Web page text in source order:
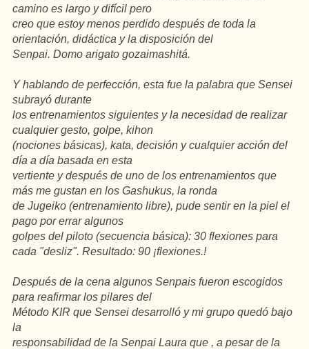
camino es largo y difícil pero
creo que estoy menos perdido después de toda la
orientación, didáctica y la disposición del
Senpai. Domo arigato gozaimashitá.
Y hablando de perfección, esta fue la palabra que Sensei
subrayó durante
los entrenamientos siguientes y la necesidad de realizar
cualquier gesto, golpe, kihon
(nociones básicas), kata, decisión y cualquier acción del
día a día basada en esta
vertiente y después de uno de los entrenamientos que
más me gustan en los Gashukus, la ronda
de Jugeiko (entrenamiento libre), pude sentir en la piel el
pago por errar algunos
golpes del piloto (secuencia básica): 30 flexiones para
cada "desliz". Resultado: 90 ¡flexiones.!
Después de la cena algunos Senpais fueron escogidos
para reafirmar los pilares del
Método KIR que Sensei desarrolló y mi grupo quedó bajo
la
responsabilidad de la Senpai Laura que , a pesar de la